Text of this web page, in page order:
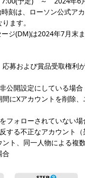
刻は、ローソン公式ア
ます。
ジ(DM)は2024年7月末ま
募および賞品受取権利
公開設定にしている場合
間にXアカウントを削除
フォローされていない場
する不正なアカウント
ト、同一人物による複
合